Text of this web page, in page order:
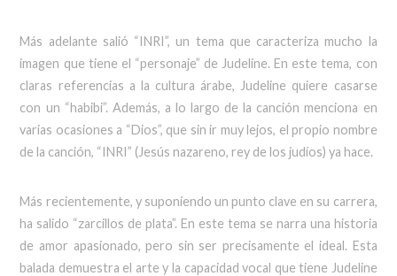
Más adelante salió “INRI”, un tema que caracteriza mucho la
imagen que tiene el “personaje” de Judeline. En este tema, con
claras referencias a la cultura árabe, Judeline quiere casarse
con un “habibi”. Además, a lo largo de la canción menciona en
varias ocasiones a “Dios”, que sin ir muy lejos, el propio nombre
de la canción, “INRI” (Jesús nazareno, rey de los judíos) ya hace.
Más recientemente, y suponiendo un punto clave en su carrera,
ha salido “zarcillos de plata”. En este tema se narra una historia
de amor apasionado, pero sin ser precisamente el ideal. Esta
balada demuestra el arte y la capacidad vocal que tiene Judeline